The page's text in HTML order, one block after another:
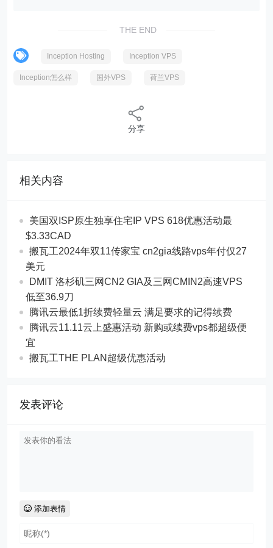
THE END
Inception Hosting Inception VPS
Inception怎么样 国外VPS 荷兰VPS
分享
相关内容
美国双ISP原生独享住宅IP VPS 618优惠活动最
$3.33CAD
搬瓦工2024年双11传家宝 cn2gia线路vps年付仅27
美元
DMIT 洛杉矶三网CN2 GIA及三网CMIN2高速VPS
低至36.9刀
腾讯云最低1折续费轻量云 满足要求的记得续费
腾讯云11.11云上盛惠活动 新购或续费vps都超级便
宜
搬瓦工THE PLAN超级优惠活动
发表评论
添加表情